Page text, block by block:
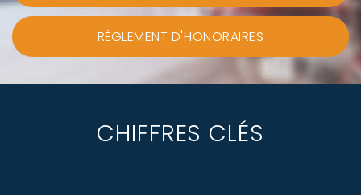
RÈGLEMENT D'HONORAIRES
CHIFFRES CLÉS